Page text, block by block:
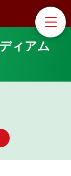
ィアム